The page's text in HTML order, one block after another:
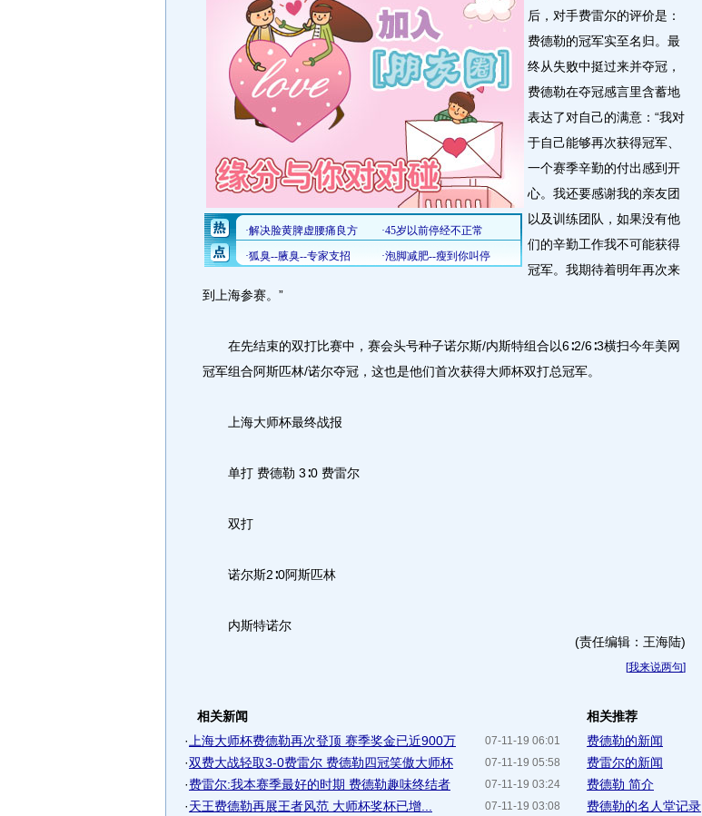
后，对手费雷尔的评价是：
费德勒的冠军实至名归。最
终从失败中挺过来并夺冠，
费德勒在夺冠感言里含蓄地
表达了对自己的满意：“我对
于自己能够再次获得冠军、
一个赛季辛勤的付出感到开
心。我还要感谢我的亲友团
以及训练团队，如果没有他
们的辛勤工作我不可能获得
冠军。我期待着明年再次来
到上海参赛。”
在先结束的双打比赛中，赛会头号种子诺尔斯/内斯特组合以6∶2/6∶3横扫今年美网
冠军组合阿斯匹林/诺尔夺冠，这也是他们首次获得大师杯双打总冠军。
上海大师杯最终战报
单打 费德勒 3∶0 费雷尔
双打
诺尔斯2∶0阿斯匹林
内斯特诺尔
(责任编辑：王海陆)
[我来说两句]
相关新闻
07-11-19 06:01
· 上海大师杯费德勒再次登顶 赛季奖金已近900万
07-11-19 05:58
·双费大战轻取3-0费雷尔 费德勒四冠笑傲大师杯
07-11-19 03:24
·费雷尔:我本赛季最好的时期 费德勒趣味终结者
07-11-19 03:08
·天王费德勒再展王者风范 大师杯奖杯已增...
相关推荐
费德勒的新闻
费雷尔的新闻
费德勒 简介
费德勒的名人堂记录